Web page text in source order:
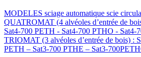
MODELES sciage automatique scie
QUATROMAT (4 alvéoles d’entrée de
Sat4-700 PETH - Sat4-700 PTHO - Sat4-
TRIOMAT (3 alvéoles d’entrée de bois) :
PETH – Sat3-700 PTHE – Sat3-